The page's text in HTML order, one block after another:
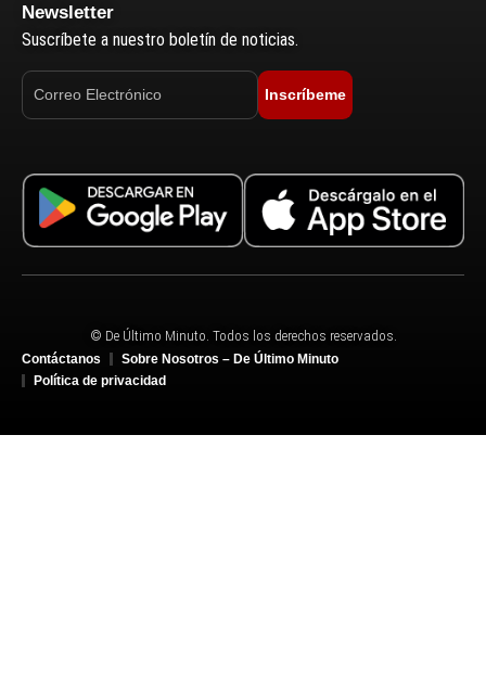
Newsletter
Suscríbete a nuestro boletín de noticias.
Inscríbeme
© De Último Minuto. Todos los derechos reservados.
Contáctanos
Sobre Nosotros – De Último Minuto
Política de privacidad